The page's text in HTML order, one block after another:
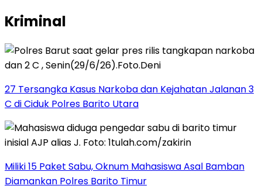
Kriminal
27 Tersangka Kasus Narkoba dan Kejahatan Jalanan 3
C di Ciduk Polres Barito Utara
Miliki 15 Paket Sabu, Oknum Mahasiswa Asal Bamban
Diamankan Polres Barito Timur